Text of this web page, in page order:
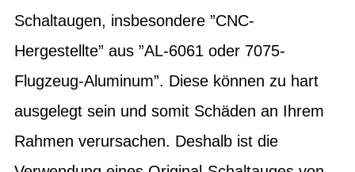
Schaltaugen, insbesondere ”CNC-
Hergestellte” aus ”AL-6061 oder 7075-
Flugzeug-Aluminum”. Diese können zu hart
ausgelegt sein und somit Schäden an Ihrem
Rahmen verursachen. Deshalb ist die